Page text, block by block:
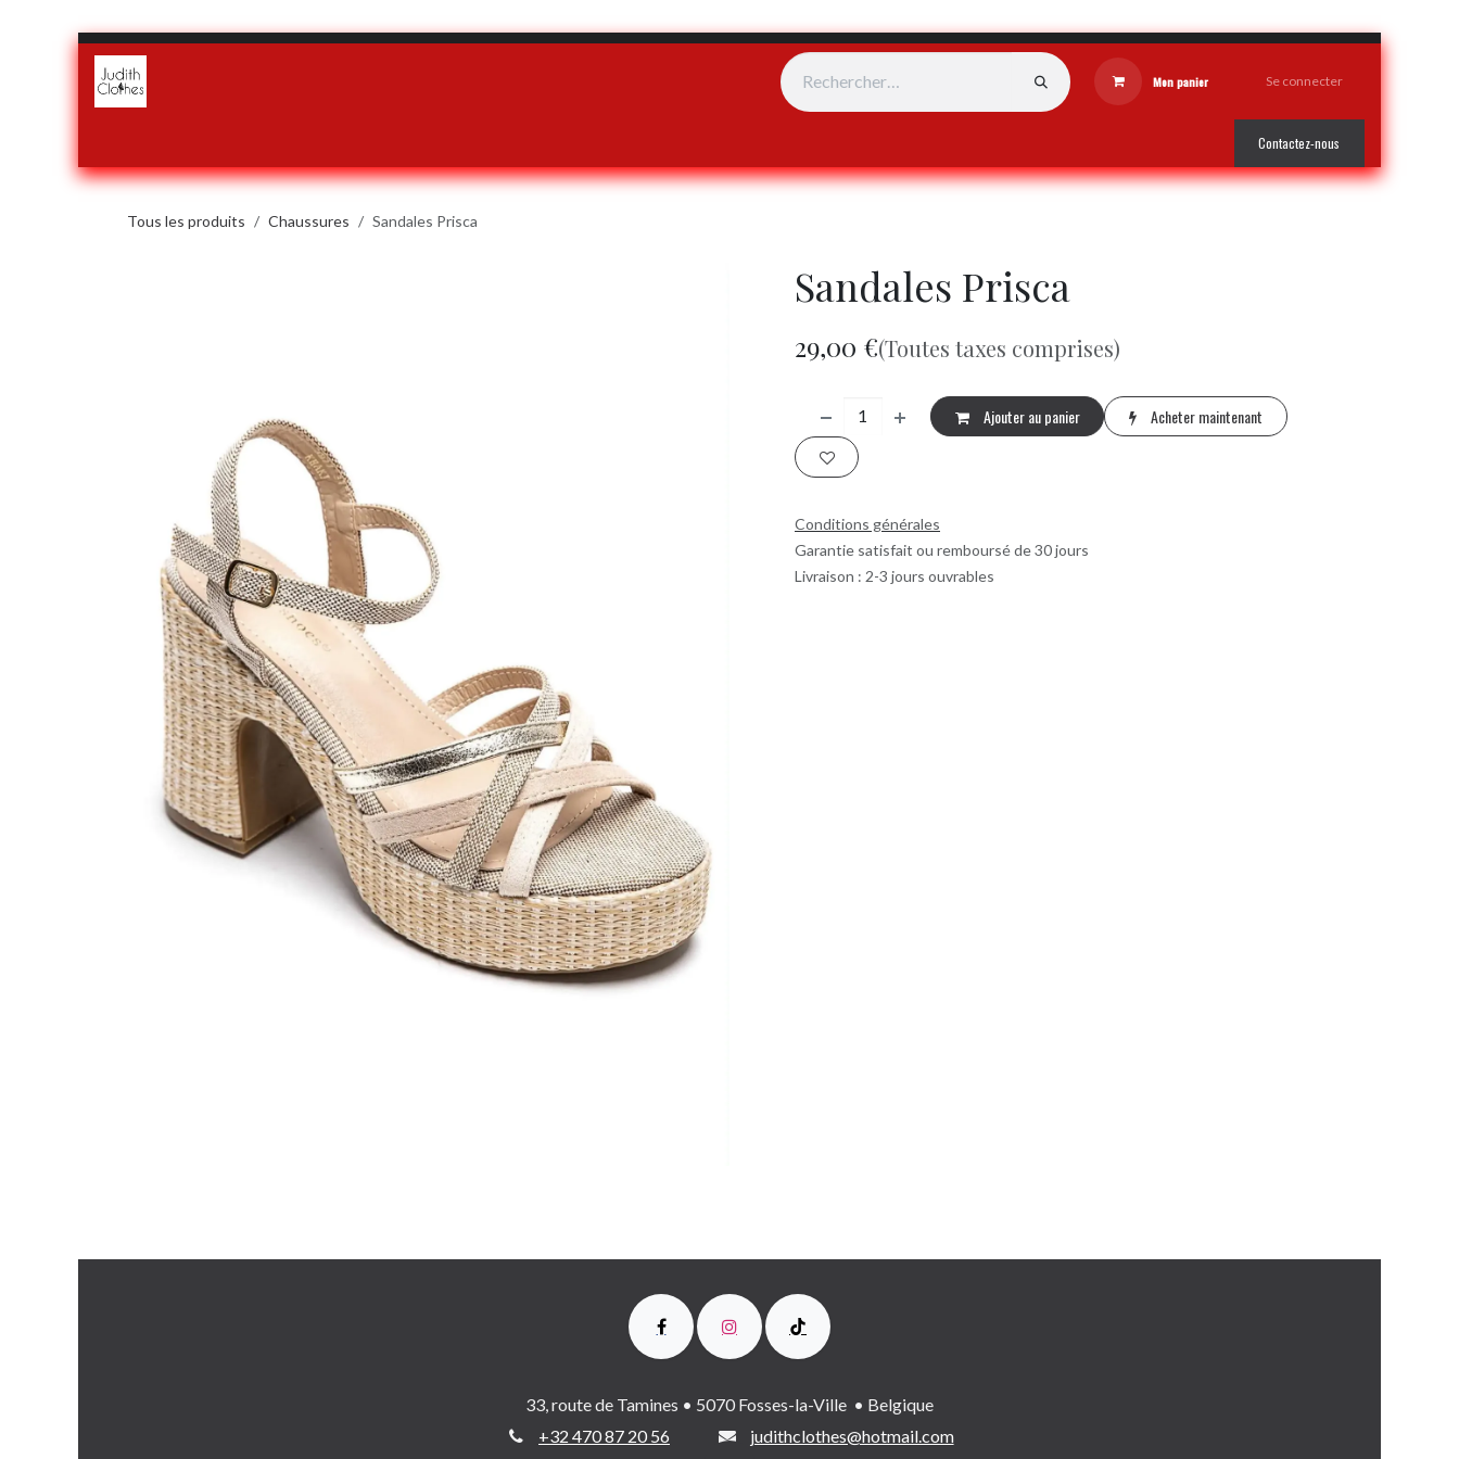
Se rendre au contenu
Mon panier Se connecter
Contactez-nous
Tous les produits Chaussures Sandales Prisca
Sandales Prisca
29,00 €(Toutes taxes comprises)
Ajouter au panier Acheter maintenant
Conditions générales
Garantie satisfait ou remboursé de 30 jours
Livraison : 2-3 jours ouvrables
33, route de Tamines • 5070 Fosses-la-Ville • Belgique
+32 470 87 20 56
judithclothes@hotmail.com